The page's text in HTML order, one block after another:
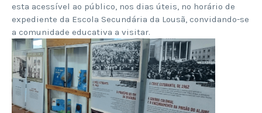
esta acessível ao público, nos dias úteis, no horário de
expediente da Escola Secundária da Lousã, convidando-se
a comunidade educativa a visitar.